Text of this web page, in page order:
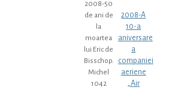
2008-50
de ani de
la
moartea
lui Eric de
Bisschop.
Michel
1042
2008-A
10-a
aniversare
a
companiei
aeriene
„Air